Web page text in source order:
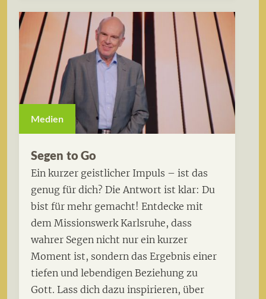
Medien
Segen to Go
Ein kurzer geistlicher Impuls – ist das
genug für dich? Die Antwort ist klar: Du
bist für mehr gemacht! Entdecke mit
dem Missionswerk Karlsruhe, dass
wahrer Segen nicht nur ein kurzer
Moment ist, sondern das Ergebnis einer
tiefen und lebendigen Beziehung zu
Gott. Lass dich dazu inspirieren, über